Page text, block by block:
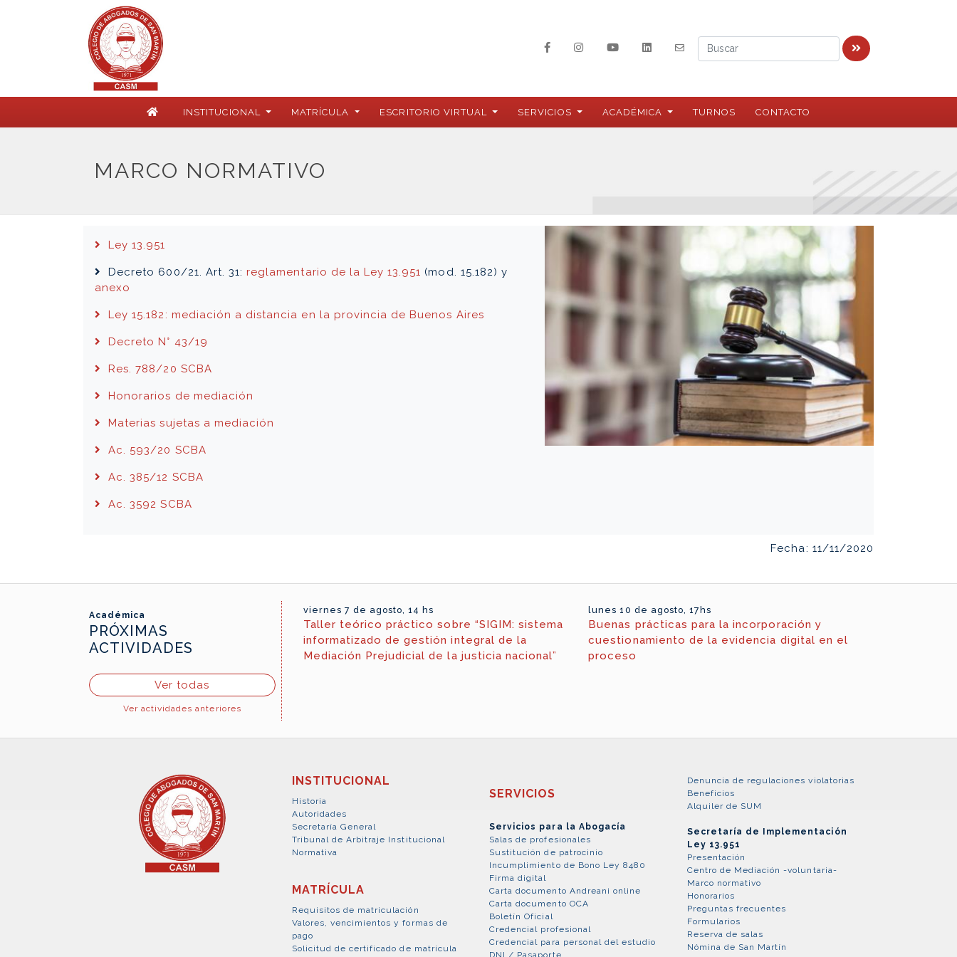
INSTITUCIONAL MATRÍCULA ESCRITORIO VIRTUAL SERVICIOS ACADÉMICA TURNOS CONTACTO
MARCO NORMATIVO
Ley 13.951
Decreto 600/21. Art. 31:reglamentario de la Ley 13.951 (mod. 15.182) y
anexo
Ley 15.182: mediación a distancia en la provincia de Buenos Aires
Decreto N° 43/19
Res. 788/20 SCBA
Honorarios de mediación
Materias sujetas a mediación
Ac. 593/20 SCBA
Ac. 385/12 SCBA
Ac. 3592 SCBA
Fecha: 11/11/2020
Académica
PRÓXIMAS
ACTIVIDADES
Ver todas
Ver actividades anteriores
viernes 7 de agosto, 14 hs
Taller teórico práctico sobre “SIGIM: sistema
informatizado de gestión integral de la
Mediación Prejudicial de la justicia nacional”
lunes 10 de agosto, 17hs
Buenas prácticas para la incorporación y
cuestionamiento de la evidencia digital en el
proceso
INSTITUCIONAL
Historia
Autoridades
Secretaría General
Tribunal de Arbitraje Institucional
Normativa
MATRÍCULA
Requisitos de matriculación
Valores, vencimientos y formas de
pago
Solicitud de certificado de matrícula
SERVICIOS
Servicios para la Abogacía
Salas de profesionales
Sustitución de patrocinio
Incumplimiento de Bono Ley 8480
Firma digital
Carta documento Andreani online
Carta documento OCA
Boletín Oficial
Credencial profesional
Credencial para personal del estudio
DNI / Pasaporte
Denuncia de regulaciones violatorias
Beneficios
Alquiler de SUM
Secretaría de Implementación
Ley 13.951
Presentación
Centro de Mediación -voluntaria-
Marco normativo
Honorarios
Preguntas frecuentes
Formularios
Reserva de salas
Nómina de San Martín